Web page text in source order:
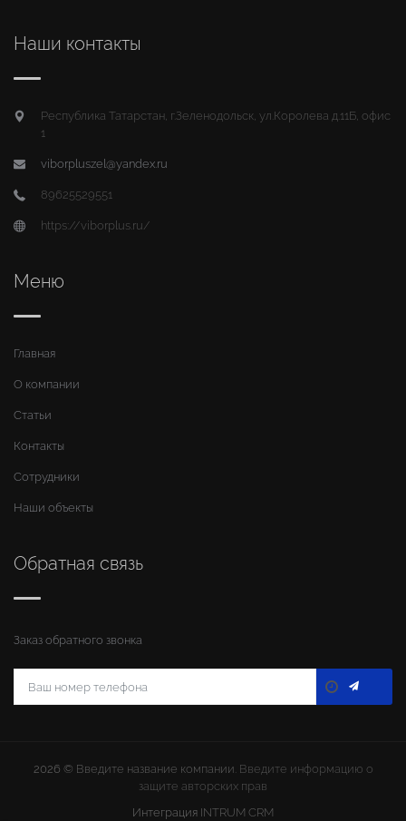
Наши контакты
Республика Татарстан, г.Зеленодольск, ул.Королева д.11Б, офис
1
viborpluszel@yandex.ru
89625529551
https://viborplus.ru/
Меню
Главная
О компании
Статьи
Контакты
Сотрудники
Наши объекты
Обратная связь
Заказ обратного звонка
2026 © Введите название компании. Введите информацию о
защите авторских прав
Интеграция INTRUM CRM